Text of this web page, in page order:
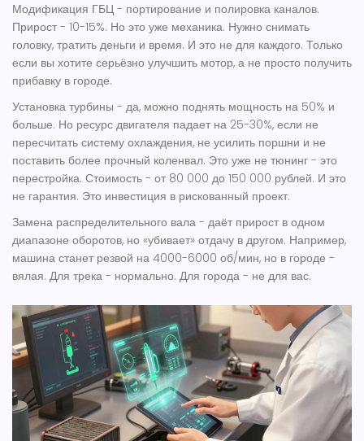
Модификация ГБЦ - портирование и полировка каналов.
Прирост - 10-15%. Но это уже механика. Нужно снимать
головку, тратить деньги и время. И это не для каждого. Только
если вы хотите серьёзно улучшить мотор, а не просто получить
прибавку в городе.
Установка турбины - да, можно поднять мощность на 50% и
больше. Но ресурс двигателя падает на 25-30%, если не
пересчитать систему охлаждения, не усилить поршни и не
поставить более прочный коленвал. Это уже не тюнинг - это
перестройка. Стоимость - от 80 000 до 150 000 рублей. И это
не гарантия. Это инвестиция в рискованный проект.
Замена распределительного вала - даёт прирост в одном
диапазоне оборотов, но «убивает» отдачу в другом. Например,
машина станет резвой на 4000-6000 об/мин, но в городе -
вялая. Для трека - нормально. Для города - не для вас.